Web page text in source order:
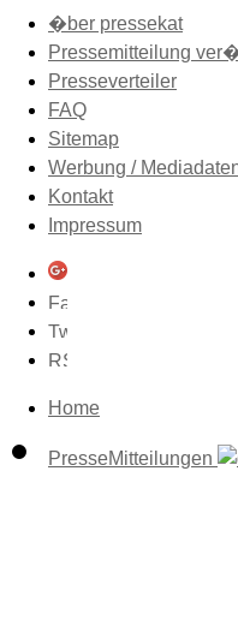
�ber pressekat
Pressemitteilung
Presseverteiler
FAQ
Sitemap
Werbung /
Kontakt
Impressum
Home
PresseMitteilungen